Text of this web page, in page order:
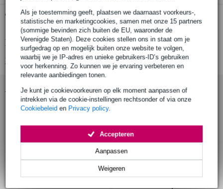
Als je toestemming geeft, plaatsen we daarnaast voorkeurs-,
statistische en marketingcookies, samen met onze 15 partners
(sommige bevinden zich buiten de EU, waaronder de
Verenigde Staten). Deze cookies stellen ons in staat om je
surfgedrag op en mogelijk buiten onze website te volgen,
waarbij we je IP-adres en unieke gebruikers-ID’s gebruiken
voor herkenning. Zo kunnen we je ervaring verbeteren en
relevante aanbiedingen tonen.
Je kunt je cookievoorkeuren op elk moment aanpassen of
intrekken via de cookie-instellingen rechtsonder of via onze
Cookiebeleid en Privacy policy.
Weigeren
Aanpassen
Accepteren
Gratis ophalen in de winkel
Productinformatie
Bekijk alle productspecificaties
Accessoires (27)